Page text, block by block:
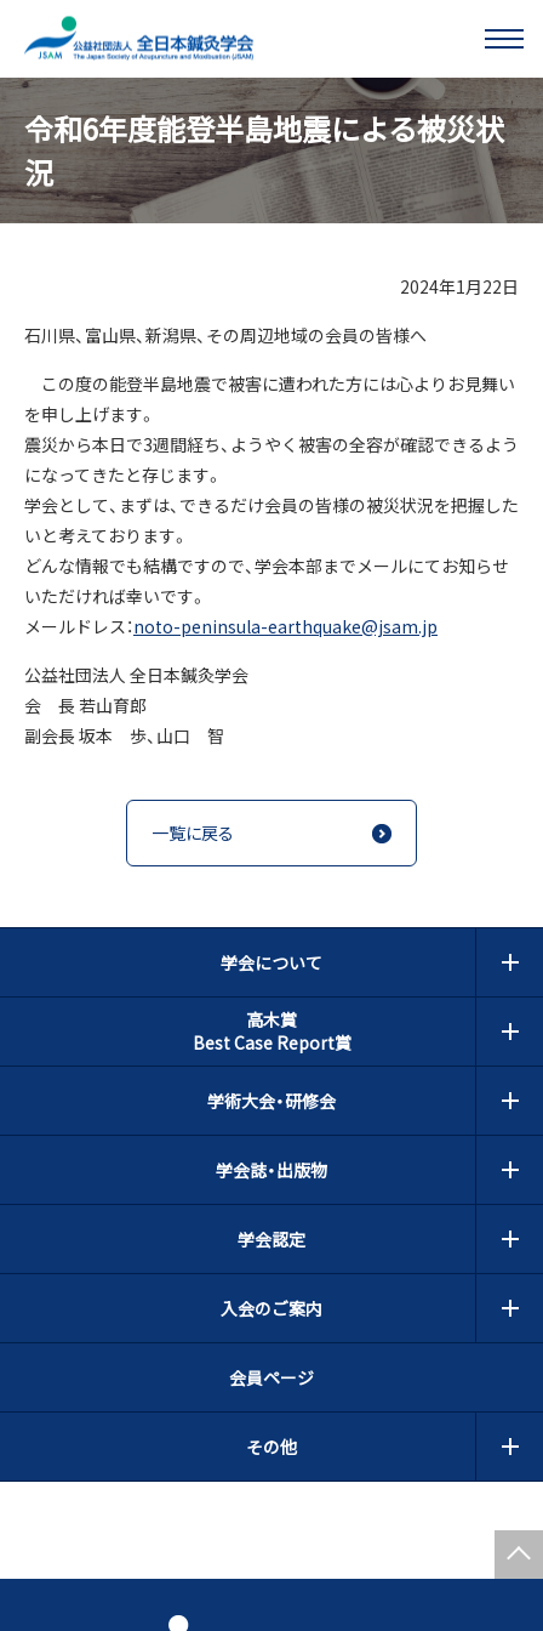
令和6年度能登半島地震による被災状
況
2024年1月22日
石川県、富山県、新潟県、その周辺地域の会員の皆様へ
この度の能登半島地震で被害に遭われた方には心よりお見舞い
を申し上げます。
震災から本日で3週間経ち、ようやく被害の全容が確認できるよう
になってきたと存じます。
学会として、まずは、できるだけ会員の皆様の被災状況を把握した
いと考えております。
どんな情報でも結構ですので、学会本部までメールにてお知らせ
いただければ幸いです。
メールドレス：noto-peninsula-earthquake@jsam.jp
公益社団法人 全日本鍼灸学会
会 長 若山育郎
副会長 坂本 歩、山口 智
一覧に戻る
学会について
高木賞
Best Case Report賞
学術大会・研修会
学会誌・出版物
学会認定
入会のご案内
会員ページ
その他